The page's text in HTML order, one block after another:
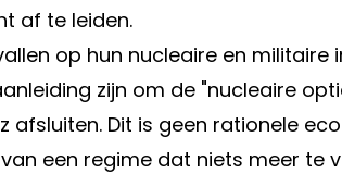
af te leiden.
op hun nucleaire en
zijn om de "nucleaire
afsluiten. Dit is geen rationele
een regime dat niets meer te